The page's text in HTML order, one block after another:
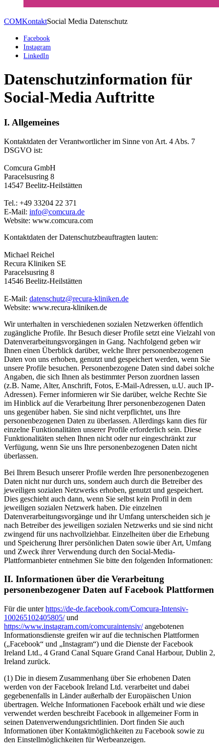
COMKontaktSocial Media Datenschutz
Facebook
Instagram
LinkedIn
Datenschutzinformation für
Social-Media Auftritte
I. Allgemeines
Kontaktdaten der Verantwortlicher im Sinne von Art. 4 Abs. 7
DSGVO ist:
Comcura GmbH
Paracelsusring 8
14547 Beelitz-Heilstätten
Tel.: +49 33204 22 371
E-Mail: info@comcura.de
Website: www.comcura.com
Kontaktdaten der Datenschutzbeauftragten lauten:
Michael Reichel
Recura Kliniken SE
Paracelsusring 8
14546 Beelitz-Heilstätten
E-Mail: datenschutz@recura-kliniken.de
Website: www.recura-kliniken.de
Wir unterhalten in verschiedenen sozialen Netzwerken öffentlich
zugängliche Profile. Ihr Besuch dieser Profile setzt eine Vielzahl von
Datenverarbeitungsvorgängen in Gang. Nachfolgend geben wir
Ihnen einen Überblick darüber, welche Ihrer personenbezogenen
Daten von uns erhoben, genutzt und gespeichert werden, wenn Sie
unsere Profile besuchen. Personenbezogene Daten sind dabei solche
Angaben, die sich Ihnen als bestimmter Person zuordnen lassen
(z.B. Name, Alter, Anschrift, Fotos, E-Mail-Adressen, u.U. auch IP-
Adressen). Ferner informieren wir Sie darüber, welche Rechte Sie
im Hinblick auf die Verarbeitung Ihrer personenbezogenen Daten
uns gegenüber haben. Sie sind nicht verpflichtet, uns Ihre
personenbezogenen Daten zu überlassen. Allerdings kann dies für
einzelne Funktionalitäten unserer Profile erforderlich sein. Diese
Funktionalitäten stehen Ihnen nicht oder nur eingeschränkt zur
Verfügung, wenn Sie uns Ihre personenbezogenen Daten nicht
überlassen.
Bei Ihrem Besuch unserer Profile werden Ihre personenbezogenen
Daten nicht nur durch uns, sondern auch durch die Betreiber des
jeweiligen sozialen Netzwerks erhoben, genutzt und gespeichert.
Dies geschieht auch dann, wenn Sie selbst kein Profil in dem
jeweiligen sozialen Netzwerk haben. Die einzelnen
Datenverarbeitungsvorgänge und ihr Umfang unterscheiden sich je
nach Betreiber des jeweiligen sozialen Netzwerks und sie sind nicht
zwingend für uns nachvollziehbar. Einzelheiten über die Erhebung
und Speicherung Ihrer persönlichen Daten sowie über Art, Umfang
und Zweck ihrer Verwendung durch den Social-Media-
Plattformanbieter entnehmen Sie bitte den folgenden Informationen:
II. Informationen über die Verarbeitung
personenbezogener Daten auf Facebook Plattformen
Für die unterhttps://de-de.facebook.com/Comcura-Intensiv-
100265102405805/und
https://www.instagram.com/comcuraintensiv/angebotenen
Informationsdienste greifen wir auf die technischen Plattformen
(„Facebook“ und „Instagram“) und die Dienste der Facebook
Ireland Ltd., 4 Grand Canal Square Grand Canal Harbour, Dublin 2,
Ireland zurück.
(1) Die in diesem Zusammenhang über Sie erhobenen Daten
werden von der Facebook Ireland Ltd. verarbeitet und dabei
gegebenenfalls in Länder außerhalb der Europäischen Union
übertragen. Welche Informationen Facebook erhält und wie diese
verwendet werden beschreibt Facebook in allgemeiner Form in
seinen Datenverwendungsrichtlinien. Dort finden Sie auch
Informationen über Kontaktmöglichkeiten zu Facebook sowie zu
den Einstellmöglichkeiten für Werbeanzeigen.